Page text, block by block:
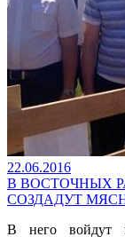
22.06.2016
В ВОСТОЧНЫХ
СОЗДАДУТ
В него войдут